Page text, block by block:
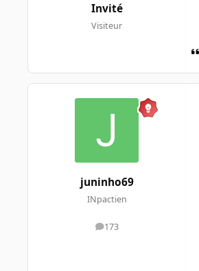
Invité
Visiteur
juninho69
INpactien
173
messages